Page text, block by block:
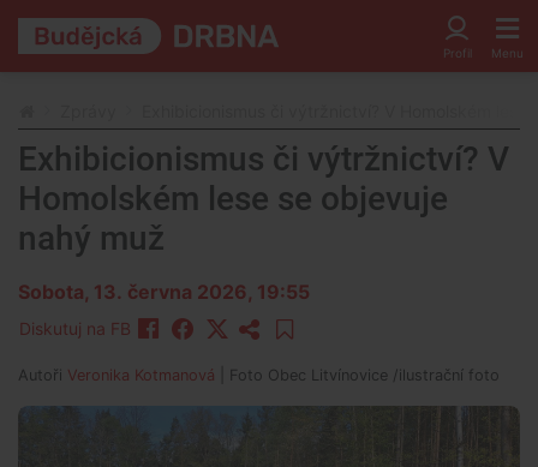
Exhibicionismus či výtržnictví? V
Homolském lese se objevuje
nahý muž
Sobota, 13. června 2026, 19:55
Diskutuj na FB
Autoři Veronika Kotmanová | Foto Obec Litvínovice /ilustrační foto